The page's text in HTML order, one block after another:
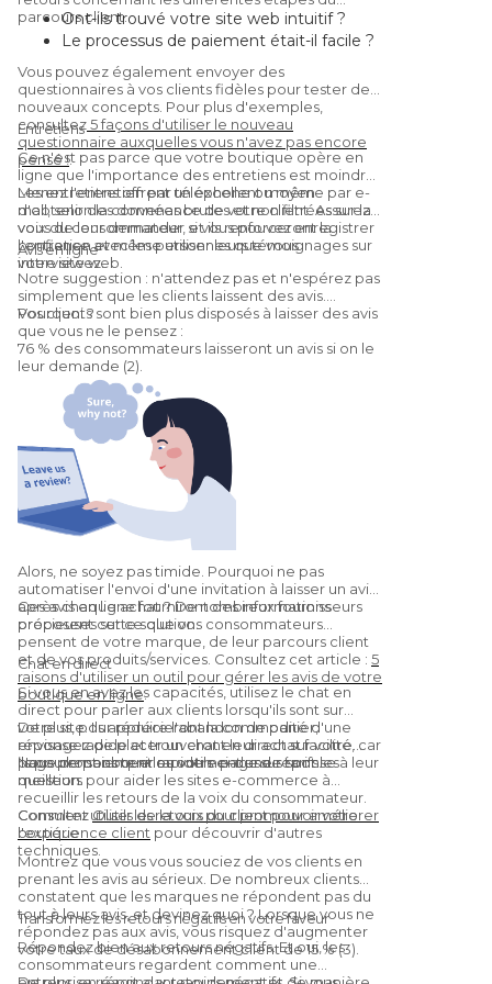
parcours client.
Ont-ils trouvé votre site web intuitif ?
Le processus de paiement était-il facile ?
Étaient-ils satisfaits du produit/service ?
Vous recommanderaient-ils à un ami ?
(Oui, c'est uneNet Promoter Score
question.)
Vous pouvez également envoyer des
questionnaires à vos clients fidèles pour tester de
nouveaux concepts. Pour plus d'exemples,
consultez5 façons d'utiliser le nouveau
questionnaire auxquelles vous n'avez pas encore
pensé !.
Entretiens
Ce n'est pas parce que votre boutique opère en
ligne que l'importance des entretiens est moindre.
Les entretiens offrent un excellent moyen
d'obtenir des données brutes et non filtrées sur la
voix du consommateur, et ils renforceront la
confiance avec les personnes que vous
interviewez.
Menez l'entretien par téléphone ou même par e-
mail, selon la convenance de votre client. Assurez-
vous de leur demander si vous pouvez enregistrer
l'entretien et même utiliser leurs témoignages sur
votre site web.
Avis en ligne
Notre suggestion : n'attendez pas et n'espérez pas
simplement que les clients laissent des avis.
Pourquoi ?
Vos clients sont bien plus disposés à laisser des avis
que vous ne le pensez :
76 % des consommateurs laisseront un avis si on le
leur demande (2).
Alors, ne soyez pas timide. Pourquoi ne pas
automatiser l'envoi d'une invitation à laisser un avis
après chaque achat ? De nombreux fournisseurs
proposent cette solution.
Ces avis en ligne fourniront des informations
précieuses sur ce que vos consommateurs
pensent de votre marque, de leur parcours client
et de vos produits/services. Consultez cet article : 5
raisons d'utiliser un outil pour gérer les avis de votre
boutique en ligne.
Chat en direct
Si vous en avez les capacités, utilisez le chat en
direct pour parler aux clients lorsqu'ils sont sur
votre site. Ils apprécieront la commodité d'une
réponse rapide et trouveront leur achat facilité, car
ils pourront obtenir rapidement une réponse à leur
question.
De plus, pour réduire l'abandon de panier,
envisagez de placer un chat en direct sur votre
page de paiement ou votre page de tarifs.
Nous pensons que les outils ci-dessus sont les
meilleurs pour aider les sites e-commerce à
recueillir les retours de la voix du consommateur.
ConsultezOutils de la voix du client pour améliorer
l'expérience client pour découvrir d'autres
techniques.
Comment utiliser les retours pour promouvoir votre
boutique
Montrez que vous vous souciez de vos clients en
prenant les avis au sérieux. De nombreux clients
constatent que les marques ne répondent pas du
tout à leurs avis, et devinez quoi ? Lorsque vous ne
répondez pas aux avis, vous risquez d'augmenter
votre taux de désabonnement client de 15 % (3).
Transformez les retours négatifs en votre faveur
Répondez bien aux retours négatifs. Et oui, les
consommateurs regardent comment une